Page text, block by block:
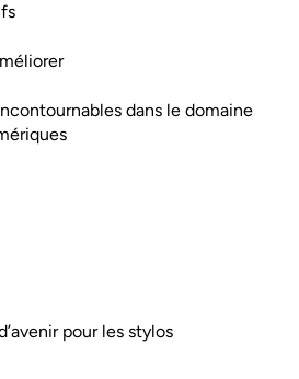
dans le domaine
pour les stylos